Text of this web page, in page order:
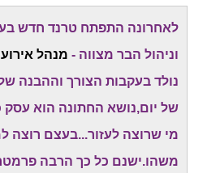
לאחרונה התפתח טרנד חדש
וניהול הבר מצווה - מנהל
נולד בעקבות הצורך וההבנה
של יום,נושא החתונה הוא עסק
מי שרוצה לעזור...בעצם רוצה
משהו.ישנם כל כך הרבה